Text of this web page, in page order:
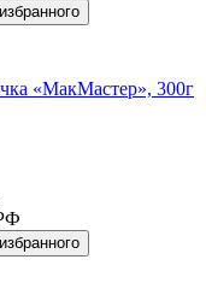
«МакМастер», 300г